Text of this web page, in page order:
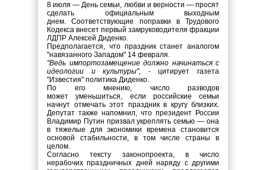
8 июля — День семьи, любви и верности — просят
сделать официальным выходным
днем. Соответствующие поправки в Трудового
Кодекса внесет первый замруководителя фракции
ЛДПР Алексей Диденко.
Предполагается, что праздник станет аналогом
"навязанного Западом" 14 февраля.
"Ведь импортозамещение должно начинаться с
идеологии и культуры", - цитирует газета
"Известия" политика Диденко.
По его мнению, число разводов
может уменьшиться, если российские семьи
начнут отмечать этот праздник в кругу близких.
Депутат также напомнил, что президент России
Владимир Путин призвал укреплять семью — она
в тяжелые для экономики времена становится
основой стабильности, в том числе страны в
целом.
Согласно тексту законопроекта, в число
нерабочих праздничных дней наряду с другими